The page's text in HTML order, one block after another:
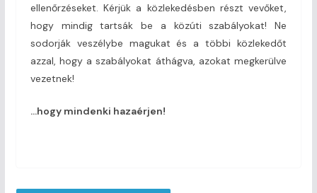
ellenőrzéseket. Kérjük a közlekedésben részt vevőket,
hogy mindig tartsák be a közúti szabályokat! Ne
sodorják veszélybe magukat és a többi közlekedőt
azzal, hogy a szabályokat áthágva, azokat megkerülve
vezetnek!
…hogy mindenki hazaérjen!